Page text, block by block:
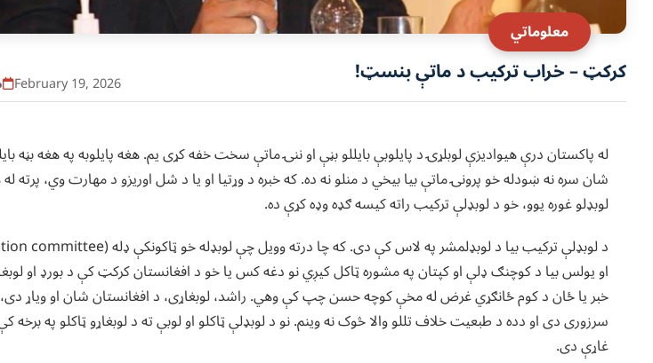
معلوماتي
کرکټ – خراب ترکیب د ماتې بنسټ! February 19, 2026
له پاکستان درې هیوادیزې لوبلړۍ د پایلوبې بایللو بڼې او ننۍ ماتې سخت خفه کړی یم. هغه پایلوبه په هغه بڼه
شان سره نه ښودله خو پرونۍ ماتې بیا بیخي د منلو نه ده. که خبره د وړتیا او یا د شل اوریزو د مهارت وي، پرته له
لوبډلو غوره یوو، خو د لوبډلې ترکیب راته کیسه ګډه وډه کړې ده.
‌او یولس بیا د کوچنګ ډلې او کپتان په مشوره ټاکل کیږي نو دغه کس یا خو د افغانستان کرکټ کې د بورډ او
خبر یا ځان د کوم ځانګړي غرض له مخې کوچه حسن چپ کې وهي. راشد، لوبغاړی، د افغانستان شان او ویاړ دی،
سرزوری دی او دده د طبعیت خلاف تللو والا څوک نه وینم. نو د لوبډلې ټاکلو او لوبې ته د لوبغاړو ټاکلو په
غاړې دی.